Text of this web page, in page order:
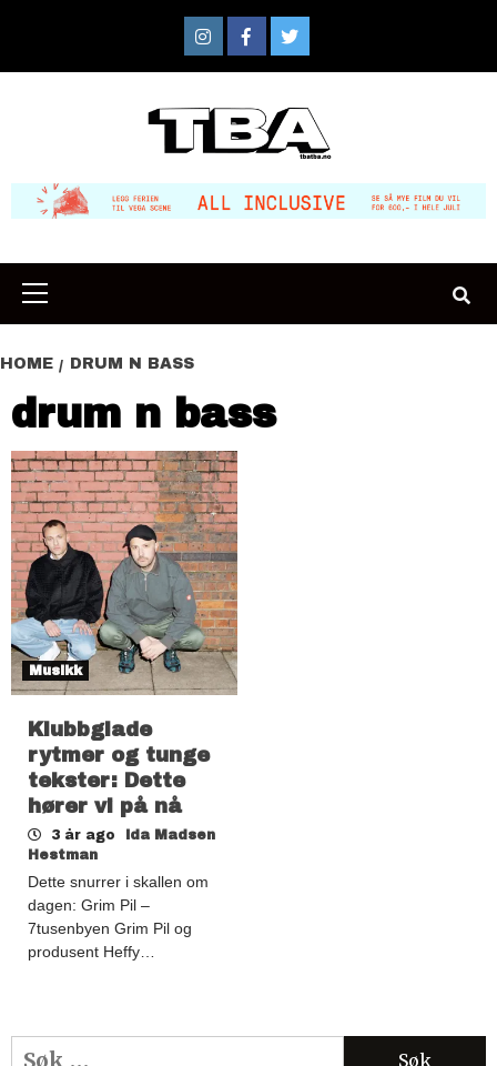
content
InstagramFacebook
Twitter
Primary
Menu
HOME DRUM N BASS
drum n bass
Musikk
Klubbglade
rytmer og tunge
tekster: Dette
hører vi på nå
3 år ago
Ida Madsen
Hestman
Dette snurrer i skallen om
dagen: Grim Pil –
7tusenbyen Grim Pil og
produsent Heffy…
Søk